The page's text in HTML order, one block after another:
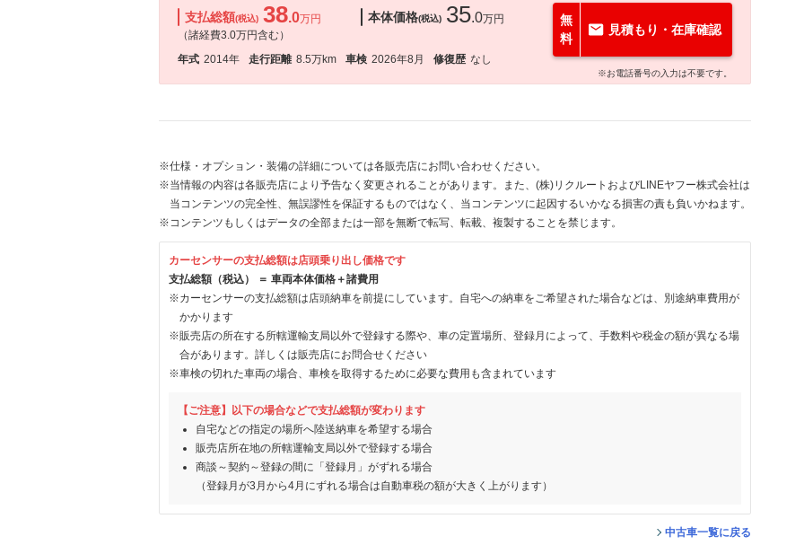
支払総額(税込) 38.0万円
（諸経費3.0万円含む）
本体価格(税込) 35.0万円
年式 2014年 走行距離 8.5万km 車検 2026年8月 修復歴 なし
無
料
見積もり・在庫確認
※お電話番号の入力は不要です。
※仕様・オプション・装備の詳細については各販売店にお問い合わせください。
※当情報の内容は各販売店により予告なく変更されることがあります。また、(株)リクルートおよびLINEヤフー株式会社は
当コンテンツの完全性、無誤謬性を保証するものではなく、当コンテンツに起因するいかなる損害の責も負いかねます。
※コンテンツもしくはデータの全部または一部を無断で転写、転載、複製することを禁じます。
カーセンサーの支払総額は店頭乗り出し価格です
支払総額（税込） ＝ 車両本体価格＋諸費用
※カーセンサーの支払総額は店頭納車を前提にしています。自宅への納車をご希望された場合などは、別途納車費用が
かかります
※販売店の所在する所轄運輸支局以外で登録する際や、車の定置場所、登録月によって、手数料や税金の額が異なる場
合があります。詳しくは販売店にお問合せください
※車検の切れた車両の場合、車検を取得するために必要な費用も含まれています
【ご注意】以下の場合などで支払総額が変わります
自宅などの指定の場所へ陸送納車を希望する場合
販売店所在地の所轄運輸支局以外で登録する場合
商談～契約～登録の間に「登録月」がずれる場合
（登録月が3月から4月にずれる場合は自動車税の額が大きく上がります）
中古車一覧に戻る